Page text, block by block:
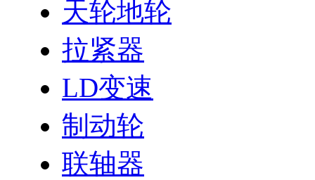
天轮地轮
拉紧器
LD变速
制动轮
联轴器